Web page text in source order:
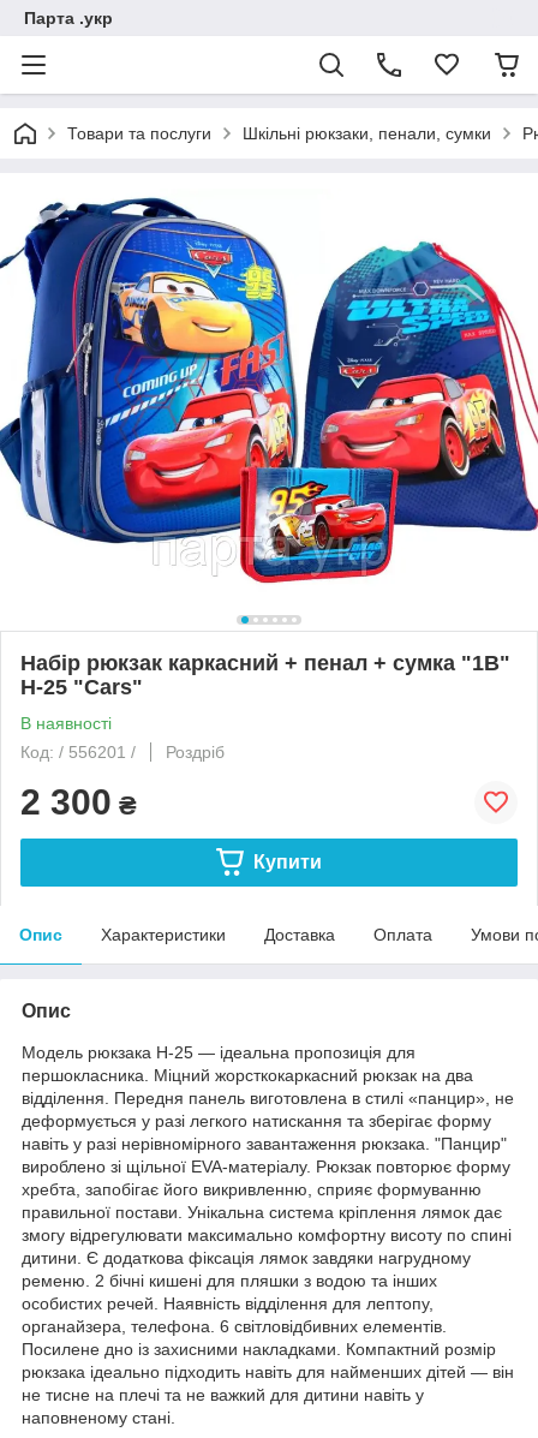
Парта .укр
Товари та послуги Шкільні рюкзаки, пенали, сумки
Набір рюкзак каркасний + пенал + сумка "1В"
H-25 "Cars"
В наявності
Код: / 556201 /
Роздріб
2 300 ₴
Купити
Опис Характеристики Доставка Оплата Умови
Опис
Модель рюкзака H-25 — ідеальна пропозиція для
першокласника. Міцний жорсткокаркасний рюкзак на два
відділення. Передня панель виготовлена в стилі «панцир», не
деформується у разі легкого натискання та зберігає форму
навіть у разі нерівномірного завантаження рюкзака. "Панцир"
вироблено зі щільної EVA-матеріалу. Рюкзак повторює форму
хребта, запобігає його викривленню, сприяє формуванню
правильної постави. Унікальна система кріплення лямок дає
змогу відрегулювати максимально комфортну висоту по спині
дитини. Є додаткова фіксація лямок завдяки нагрудному
ременю. 2 бічні кишені для пляшки з водою та інших
особистих речей. Наявність відділення для лептопу,
органайзера, телефона. 6 світловідбивних елементів.
Посилене дно із захисними накладками. Компактний розмір
рюкзака ідеально підходить навіть для найменших дітей — він
не тисне на плечі та не важкий для дитини навіть у
наповненому стані.